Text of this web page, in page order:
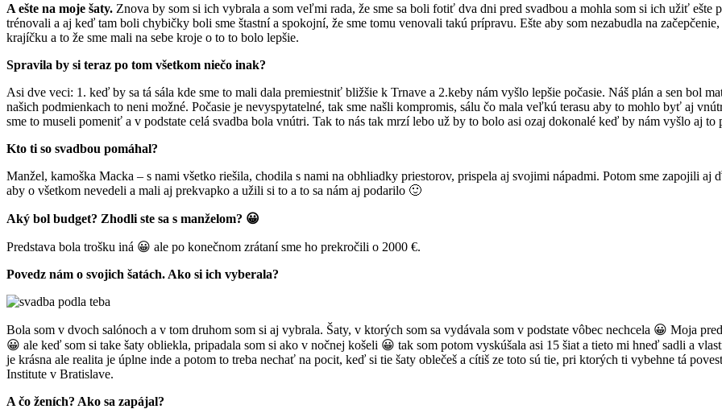
A ešte na moje šaty. Znova by som si ich vybrala a som veľmi rada, že sme sa boli fotiť dva dni pred svadbou a mohla som si ich užiť ešte
trénovali a aj keď tam boli chybičky boli sme štastní a spokojní, že sme tomu venovali takú prípravu. Ešte aby som nezabudla na
krajíčku a to že sme mali na sebe kroje o to to bolo lepšie.
Spravila by si teraz po tom všetkom niečo inak?
Asi dve veci: 1. keď by sa tá sála kde sme to mali dala premiestniť bližšie k Trnave a 2.keby nám vyšlo lepšie počasie. Náš plán a sen bol
našich podmienkach to neni možné. Počasie je nevyspytatelné, tak sme našli kompromis, sálu čo mala veľkú terasu aby to mohlo byť aj
sme to museli pomeniť a v podstate celá svadba bola vnútri. Tak to nás tak mrzí lebo už by to bolo asi ozaj dokonalé keď by nám vyšlo aj
Kto ti so svadbou pomáhal?
Manžel, kamoška Macka – s nami všetko riešila, chodila s nami na obhliadky priestorov, prispela aj svojimi nápadmi. Potom sme zapojili
aby o všetkom nevedeli a mali aj prekvapko a užili si to a to sa nám aj podarilo 🙂
Aký bol budget? Zhodli ste sa s manželom? 😀
Predstava bola trošku iná 😀 ale po konečnom zrátaní sme ho prekročili o 2000 €.
Povedz nám o svojich šatách. Ako si ich vyberala?
Bola som v dvoch salónoch a v tom druhom som si aj vybrala. Šaty, v ktorých som sa vydávala som v podstate vôbec nechcela 😀 Moja
😀 ale keď som si take šaty obliekla, pripadala som si ako v nočnej košeli 😀 tak som potom vyskúšala asi 15 šiat a tieto mi hneď sadli a
je krásna ale realita je úplne inde a potom to treba nechať na pocit, keď si tie šaty oblečeš a cítiš ze toto sú tie, pri ktorých ti vybehne tá
Institute v Bratislave.
A čo ženích? Ako sa zapájal?